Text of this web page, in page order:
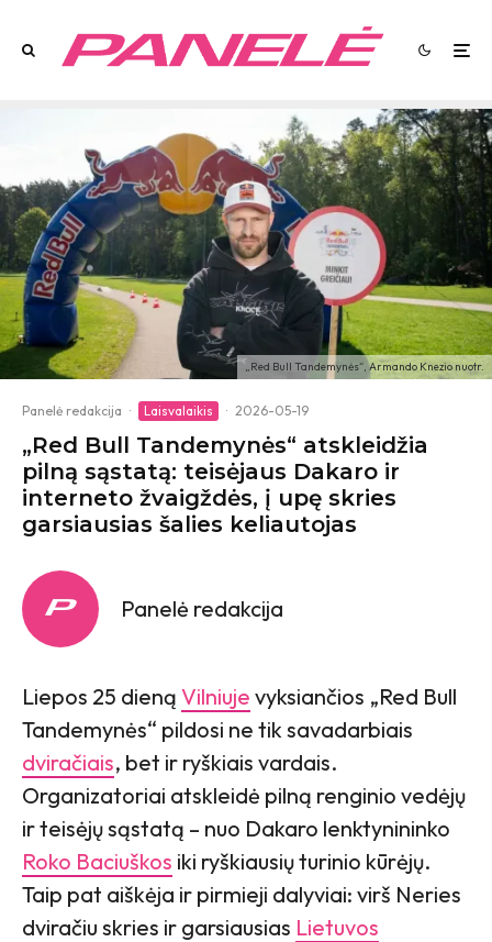
„Red Bull Tandemynės“, Armando Knezio nuotr.
Panelė redakcija · Laisvalaikis · 2026-05-19
„Red Bull Tandemynės“ atskleidžia
pilną sąstatą: teisėjaus Dakaro ir
interneto žvaigždės, į upę skries
garsiausias šalies keliautojas
Panelė redakcija
Liepos 25 dieną Vilniuje vyksiančios „Red Bull
Tandemynės“ pildosi ne tik savadarbiais
dviračiais, bet ir ryškiais vardais.
Organizatoriai atskleidė pilną renginio vedėjų
ir teisėjų sąstatą – nuo Dakaro lenktynininko
Roko Baciuškos iki ryškiausių turinio kūrėjų.
Taip pat aiškėja ir pirmieji dalyviai: virš Neries
dviračiu skries ir garsiausias Lietuvos